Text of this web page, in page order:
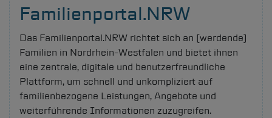
Familienportal.NRW
Das Familienportal.NRW richtet sich an (werdende)
Familien in Nordrhein-Westfalen und bietet ihnen
eine zentrale, digitale und benutzerfreundliche
Plattform, um schnell und unkompliziert auf
familienbezogene Leistungen, Angebote und
weiterführende Informationen zuzugreifen.